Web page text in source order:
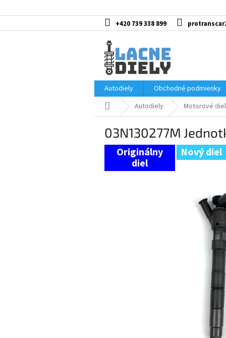
na
+420 739 338 899
Autodiely
Obchodné podmienky
DomovAutodiely Motorové
03N130277M
Nový diel